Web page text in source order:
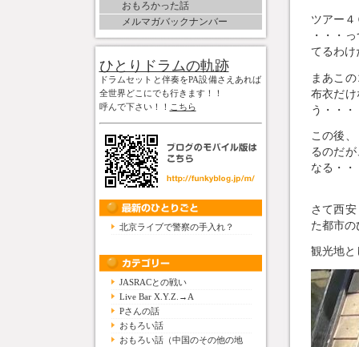
おもろかった話
メルマガバックナンバー
ひとりドラムの軌跡
ドラムセットと伴奏をPA設備さえあれば
全世界どこにでも行きます！！
呼んで下さい！！ こちら
北京ライブで警察の手入れ？
JASRACとの戦い
Live Bar X.Y.Z.→A
Pさんの話
おもろい話
おもろい話（中国のその他の地
ツアー
・・・
てるわ
まあこ
布衣だ
う・・・
この後
るのだ
なる・・
さて西
た都市
観光地と